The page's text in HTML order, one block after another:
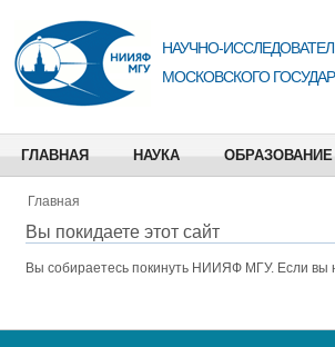
НАУЧНО-
МОСКОВСКОГО
ГЛАВНАЯ НАУКА ОБРАЗОВАНИЕ
Главная
Вы покидаете этот сайт
Вы собираетесь покинуть НИИЯФ МГУ. Если вы